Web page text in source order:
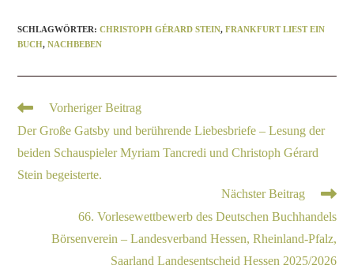
SCHLAGWÖRTER:CHRISTOPH GÉRARD STEIN, FRANKFURT LIEST EIN
BUCH, NACHBEBEN
Vorheriger Beitrag
Der Große Gatsby und berührende Liebesbriefe – Lesung der
beiden Schauspieler Myriam Tancredi und Christoph Gérard
Stein begeisterte.
Nächster Beitrag
66. Vorlesewettbewerb des Deutschen Buchhandels
Börsenverein – Landesverband Hessen, Rheinland-Pfalz,
Saarland Landesentscheid Hessen 2025/2026